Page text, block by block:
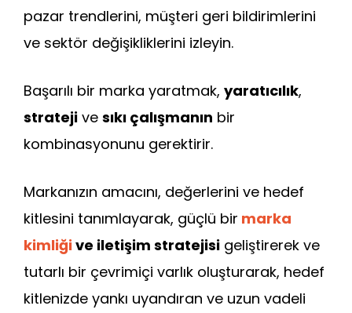
pazar trendlerini, müşteri geri bildirimlerini
ve sektör değişikliklerini izleyin.
Başarılı bir marka yaratmak, yaratıcılık,
strateji ve sıkı çalışmanın bir
kombinasyonunu gerektirir.
Markanızın amacını, değerlerini ve hedef
kitlesini tanımlayarak, güçlü bir marka
kimliğive iletişim stratejisi geliştirerek ve
tutarlı bir çevrimiçi varlık oluşturarak, hedef
kitlenizde yankı uyandıran ve uzun vadeli